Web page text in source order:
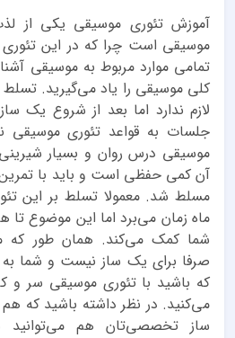
آموزش تئوری موسیقی یکی از
موسیقی است چرا که در این
تمامی موارد مربوط به موسیقی
کلی موسیقی را یاد می‌گیرید. تسلط
لازم ندارد اما بعد از شروع یک
جلسات به قواعد تئوری موسیقی
موسیقی درس روان و بسیار
آن کمی حفظی است و باید با
ماه زمان می‌برد اما این موضوع تا
شما کمک می‌کند. همان طور که
صرفا برای یک ساز نیست و شما به
که باشید با تئوری موسیقی سر و
می‌کنید. در نظر داشته باشید که
ساز تخصصی‌تان هم می‌توانید